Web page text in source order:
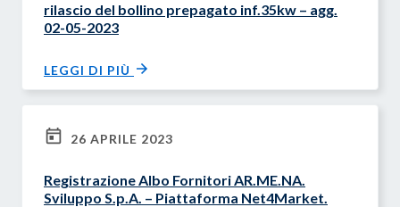
rilascio del bollino prepagato inf.35kw – agg.
02-05-2023
LEGGI DI PIÙ
26 APRILE 2023
Registrazione Albo Fornitori AR.ME.NA.
Sviluppo S.p.A. – Piattaforma Net4Market.